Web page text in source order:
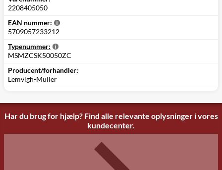
2208405050
EAN nummer:
5709057233212
Typenummer:
MSMZCSK50050ZC
Producent/forhandler:
Lemvigh-Muller
Har du brug for hjælp? Find alle relevante oplysninger i vores
kundecenter.